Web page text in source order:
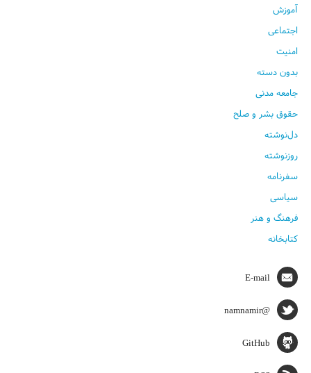
آموزش
اجتماعی
امنیت
بدون دسته
جامعه مدنی
حقوق بشر و صلح
دل‌نوشته
روزنوشته
سفرنامه
سیاسی
فرهنگ و هنر
کتابخانه
E-mail
@namnamir
GitHub